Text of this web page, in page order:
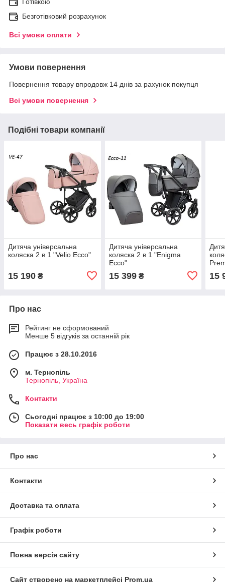
Готівкою
Безготівковий розрахунок
Всі умови оплати
Умови повернення
Повернення товару впродовж 14 днів за рахунок покупця
Всі умови повернення
Подібні товари компанії
Дитяча універсальна
коляска 2 в 1 "Velio Ecco"
15 190 ₴
Дитяча універсальна
коляска 2 в 1 "Enigma
Ecco"
15 399₴ 15
Про нас
Рейтинг не сформований
Менше 5 відгуків за останній рік
Працює з 28.10.2016
м. Тернопіль
Тернопіль, Україна
Контакти
Сьогодні працює з 10:00 до 19:00
Показати весь графік роботи
Про нас
Контакти
Доставка та оплата
Графік роботи
Повна версія сайту
Сайт створено на маркетплейсі Prom.ua